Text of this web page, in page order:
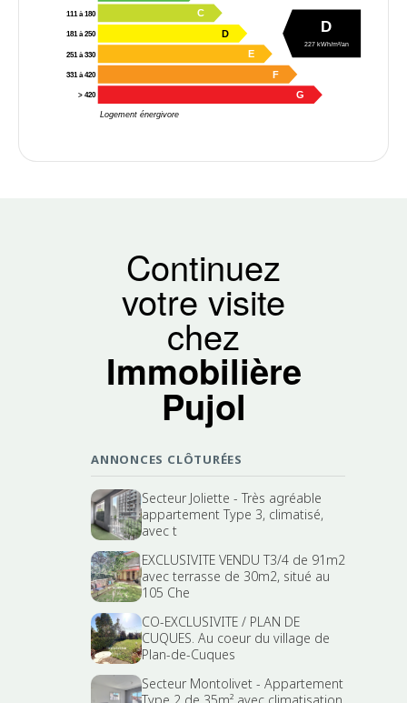
Logement énergivore
111 à 180 C
181 à 250 D
251 à 330 E
331 à 420 F
> 420 G
D
227 kWh/m²/an
Continuez
votre visite
chez
Immobilière
Pujol
ANNONCES CLÔTURÉES
Secteur Joliette - Très agréable
appartement Type 3, climatisé,
avec t
EXCLUSIVITE VENDU T3/4 de 91m2
avec terrasse de 30m2, situé au
105 Che
CO-EXCLUSIVITE / PLAN DE
CUQUES. Au coeur du village de
Plan-de-Cuques
Secteur Montolivet - Appartement